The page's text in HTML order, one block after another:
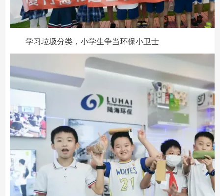
学习垃圾分类，小学生争当环保小卫士